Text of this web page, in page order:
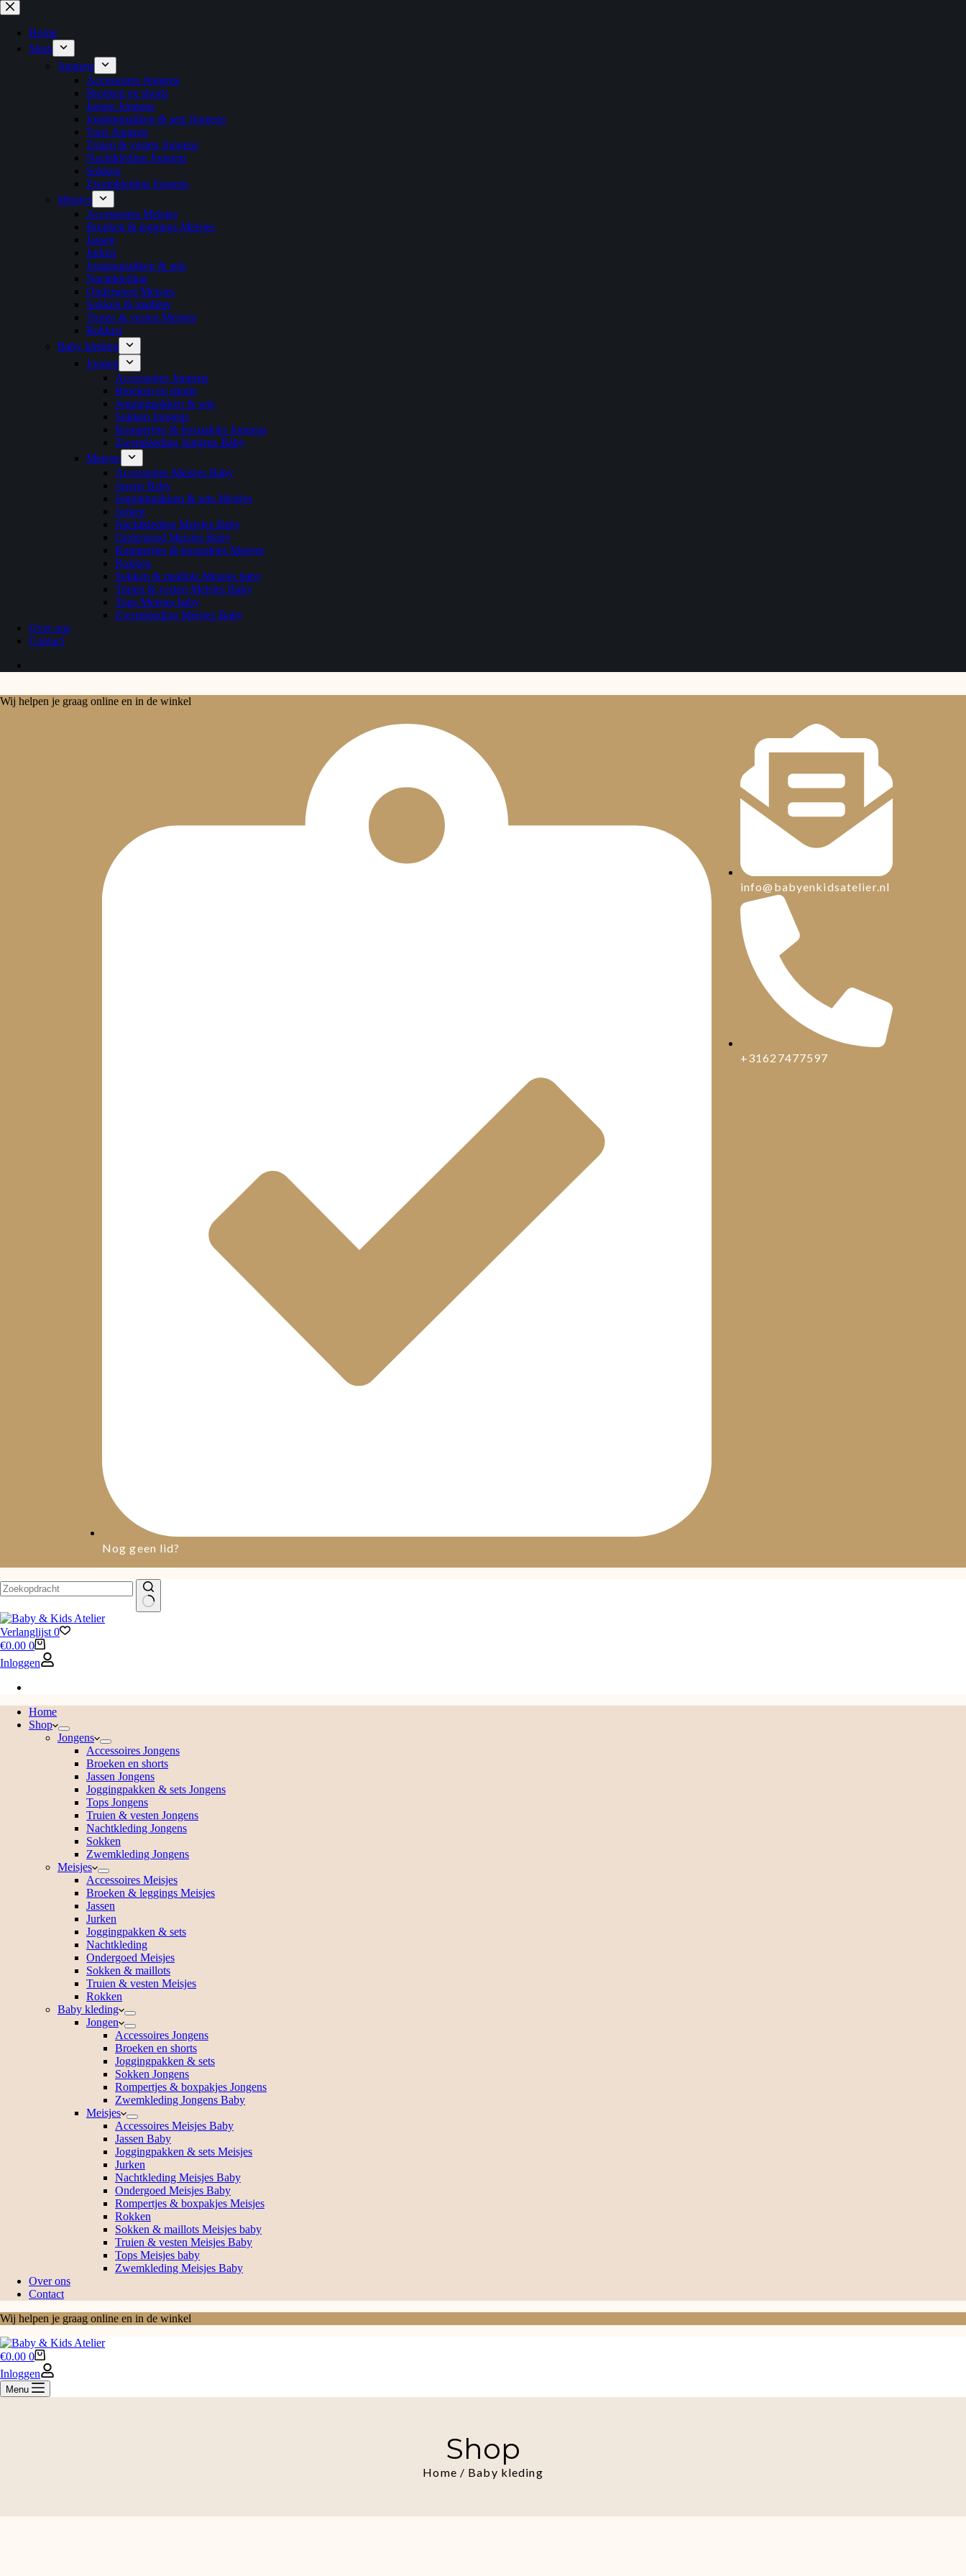
Home
Shop
Jongens
Accessoires Jongens
Broeken en shorts
Jassen Jongens
Joggingpakken & sets Jongens
Tops Jongens
Truien & vesten Jongens
Nachtkleding Jongens
Sokken
Zwemkleding Jongens
Meisjes
Accessoires Meisjes
Broeken & leggings Meisjes
Jassen
Jurken
Joggingpakken & sets
Nachtkleding
Ondergoed Meisjes
Sokken & maillots
Truien & vesten Meisjes
Rokken
Baby kleding
Jongen
Accessoires Jongens
Broeken en shorts
Joggingpakken & sets
Sokken Jongens
Rompertjes & boxpakjes Jongens
Zwemkleding Jongens Baby
Meisjes
Accessoires Meisjes Baby
Jassen Baby
Joggingpakken & sets Meisjes
Jurken
Nachtkleding Meisjes Baby
Ondergoed Meisjes Baby
Rompertjes & boxpakjes Meisjes
Rokken
Sokken & maillots Meisjes baby
Truien & vesten Meisjes Baby
Tops Meisjes baby
Zwemkleding Meisjes Baby
Over ons
Contact
Wij helpen je graag online en in de winkel
Nog geen lid?
info@babyenkidsatelier.nl
+31627477597
Verlanglijst 0
€0.00 0
Inloggen
Home
Shop
Jongens
Accessoires Jongens
Broeken en shorts
Jassen Jongens
Joggingpakken & sets Jongens
Tops Jongens
Truien & vesten Jongens
Nachtkleding Jongens
Sokken
Zwemkleding Jongens
Meisjes
Accessoires Meisjes
Broeken & leggings Meisjes
Jassen
Jurken
Joggingpakken & sets
Nachtkleding
Ondergoed Meisjes
Sokken & maillots
Truien & vesten Meisjes
Rokken
Baby kleding
Jongen
Accessoires Jongens
Broeken en shorts
Joggingpakken & sets
Sokken Jongens
Rompertjes & boxpakjes Jongens
Zwemkleding Jongens Baby
Meisjes
Accessoires Meisjes Baby
Jassen Baby
Joggingpakken & sets Meisjes
Jurken
Nachtkleding Meisjes Baby
Ondergoed Meisjes Baby
Rompertjes & boxpakjes Meisjes
Rokken
Sokken & maillots Meisjes baby
Truien & vesten Meisjes Baby
Tops Meisjes baby
Zwemkleding Meisjes Baby
Over ons
Contact
Wij helpen je graag online en in de winkel
€0.00 0
Inloggen
Menu
Shop
Home / Baby kleding